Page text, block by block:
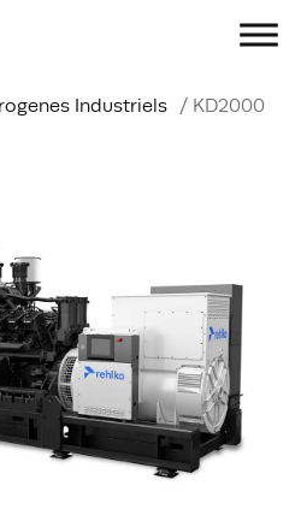
Industriels / KD2000